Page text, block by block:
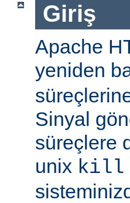
Giriş
Apache
yeniden
Sinyal
süreçlere
unix kill